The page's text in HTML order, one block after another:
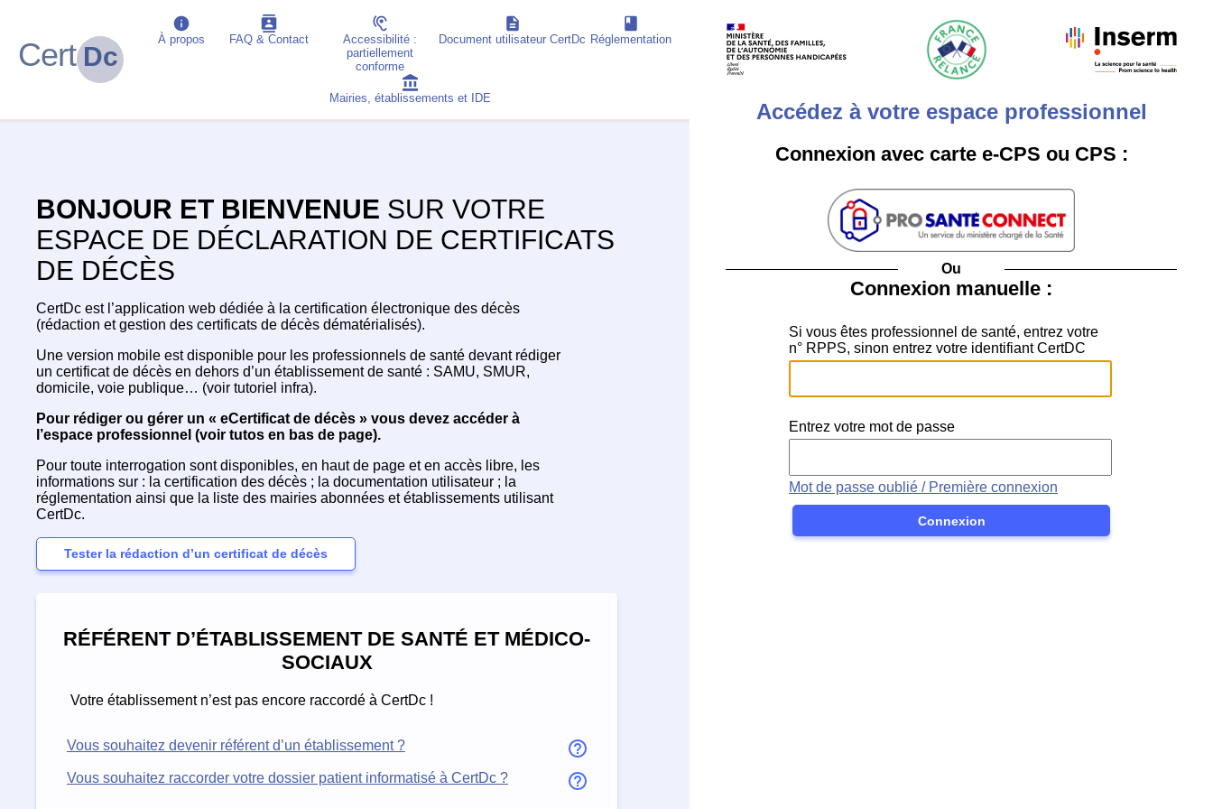
Cert Dc
À propos FAQ & Contact
Accessibilité :
partiellement
conforme
Document utilisateur CertDc Réglementation
Mairies, établissements et IDE
BONJOUR ET BIENVENUE SUR VOTRE
ESPACE DE DÉCLARATION DE CERTIFICATS
DE DÉCÈS
CertDc est l’application web dédiée à la certification électronique des décès
(rédaction et gestion des certificats de décès dématérialisés).
Une version mobile est disponible pour les professionnels de santé devant rédiger
un certificat de décès en dehors d’un établissement de santé : SAMU, SMUR,
domicile, voie publique… (voir tutoriel infra).
Pour rédiger ou gérer un « eCertificat de décès » vous devez accéder à
l’espace professionnel (voir tutos en bas de page).
Pour toute interrogation sont disponibles, en haut de page et en accès libre, les
informations sur : la certification des décès ; la documentation utilisateur ; la
réglementation ainsi que la liste des mairies abonnées et établissements utilisant
CertDc.
Tester la rédaction d’un certificat de décès
RÉFÉRENT D’ÉTABLISSEMENT DE SANTÉ ET MÉDICO-
SOCIAUX
Votre établissement n’est pas encore raccordé à CertDc !
Vous souhaitez devenir référent d’un établissement ?
Vous souhaitez raccorder votre dossier patient informatisé à CertDc ?
Accédez à votre espace professionnel
Connexion avec carte e-CPS ou CPS :
Ou
Connexion manuelle :
Si vous êtes professionnel de santé, entrez votre
n° RPPS, sinon entrez votre identifiant CertDC
Entrez votre mot de passe
Mot de passe oublié / Première connexion
Connexion